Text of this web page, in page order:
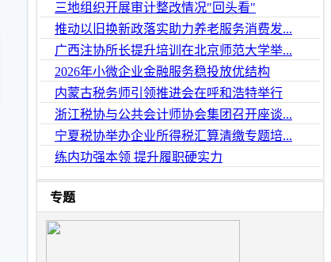
三地组织开展审计整改情况"回头看"
推动以旧换新政落实助力养老服务消费发...
广西注协所长提升培训在北京师范大学举...
2026年小微企业金融服务稳投放优结构
内蒙古税务师引领推进会在呼和浩特举行
浙江税协与公共会计师协会集团召开座谈...
宁夏税协举办企业所得税汇算清缴专题培...
练内功强本领 提升履职硬实力
专题